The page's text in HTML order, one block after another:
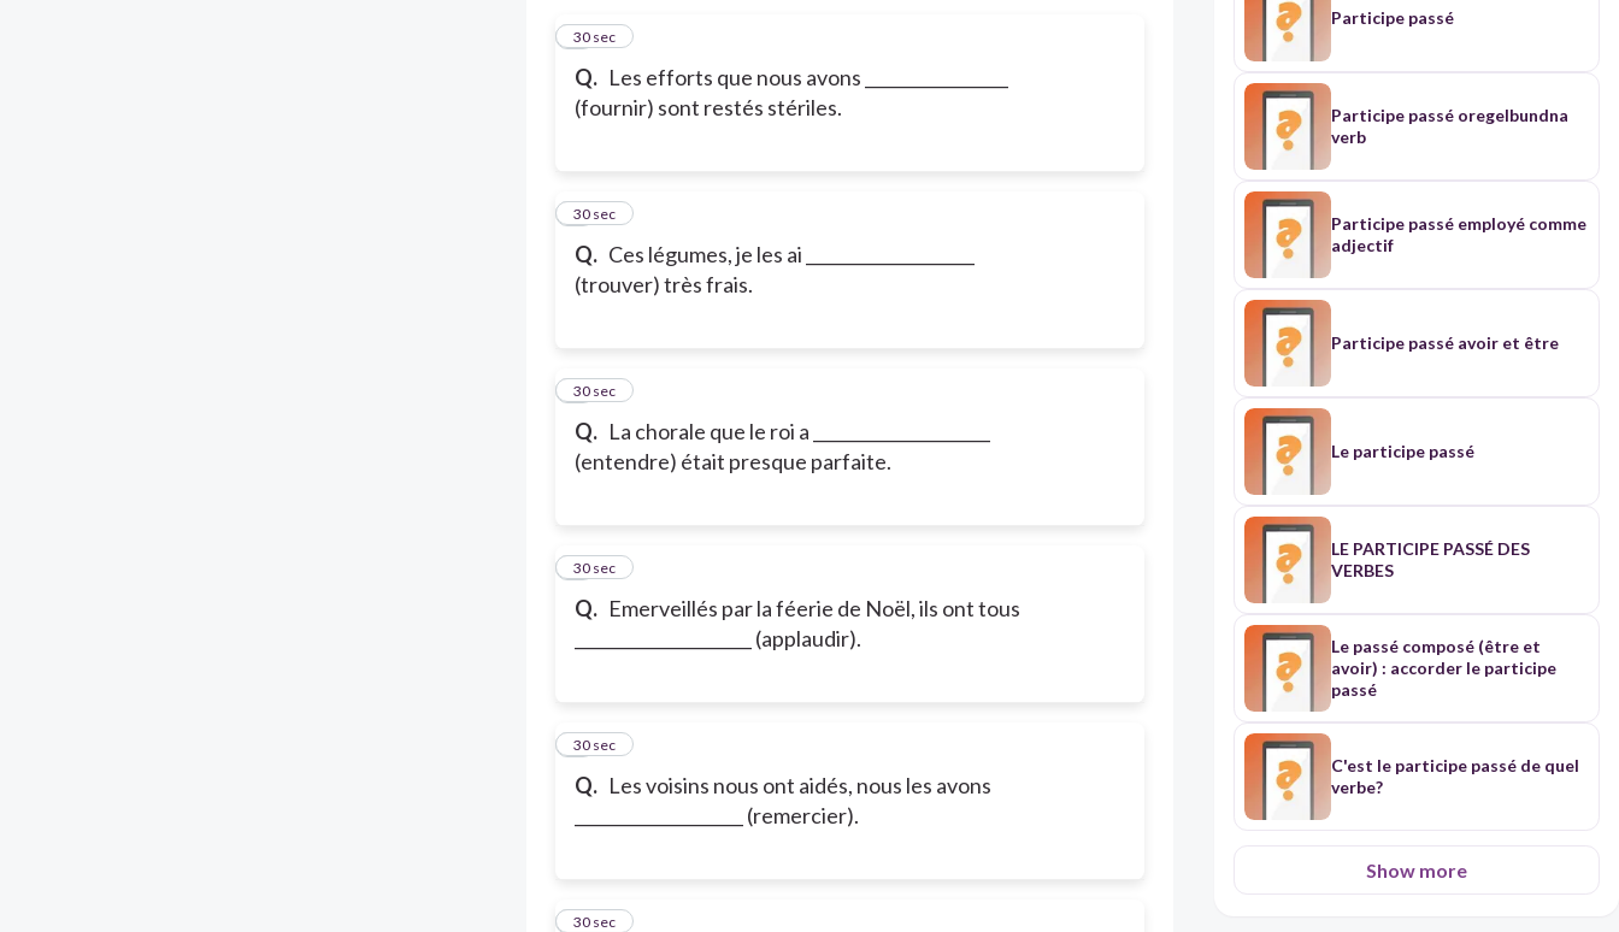
Q. Les efforts que nous avons _________________
(fournir) sont restés stériles.
1
30 sec
Q. Ces légumes, je les ai ____________________
(trouver) très frais.
2
30 sec
Q. La chorale que le roi a _____________________
(entendre) était presque parfaite.
3
30 sec
Q. Emerveillés par la féerie de Noël, ils ont tous
_____________________ (applaudir).
4
30 sec
Q. Les voisins nous ont aidés, nous les avons
____________________ (remercier).
5
30 sec
6
30 sec
Participe passé
Participe passé oregelbundna
verb
Participe passé employé comme
adjectif
Participe passé avoir et être
Le participe passé
LE PARTICIPE PASSÉ DES
VERBES
Le passé composé (être et
avoir) : accorder le participe
passé
C'est le participe passé de quel
verbe?
Show more